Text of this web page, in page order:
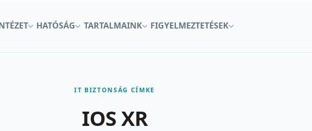
HATÓSÁG TARTALMAINK FIGYELMEZTETÉSEK
IT BIZTONSÁG CÍMKE
IOS XR